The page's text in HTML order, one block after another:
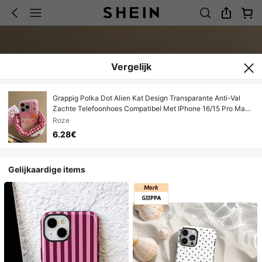
Vergelijk
Grappig Polka Dot Alien Kat Design Transparante Anti-Val
Zachte Telefoonhoes Compatibel Met IPhone 16/15 Pro Max,
Unieke Esthetiek Voor IPhone 14/13/12 Pro
Roze
6.28€
Gelijkaardige items